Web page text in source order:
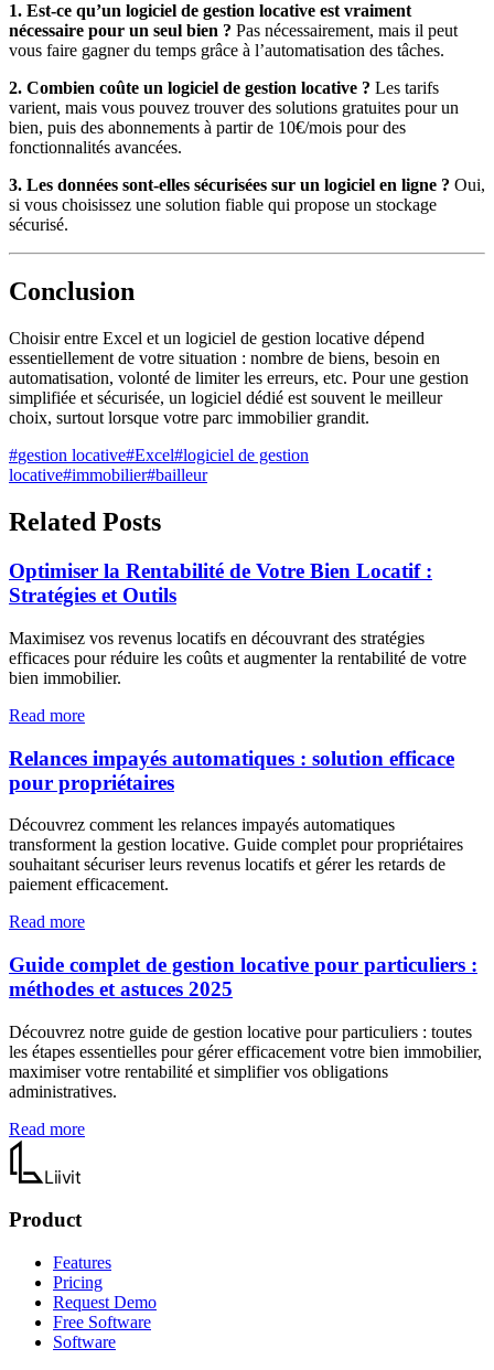
1. Est-ce qu’un logiciel de gestion locative est vraiment
nécessaire pour un seul bien ? Pas nécessairement, mais il peut
vous faire gagner du temps grâce à l’automatisation des tâches.
2. Combien coûte un logiciel de gestion locative ? Les tarifs
varient, mais vous pouvez trouver des solutions gratuites pour un
bien, puis des abonnements à partir de 10€/mois pour des
fonctionnalités avancées.
3. Les données sont-elles sécurisées sur un logiciel en ligne ? Oui,
si vous choisissez une solution fiable qui propose un stockage
sécurisé.
Conclusion
Choisir entre Excel et un logiciel de gestion locative dépend
essentiellement de votre situation : nombre de biens, besoin en
automatisation, volonté de limiter les erreurs, etc. Pour une gestion
simplifiée et sécurisée, un logiciel dédié est souvent le meilleur
choix, surtout lorsque votre parc immobilier grandit.
#gestion locative#Excel#logiciel de gestion
locative#immobilier#bailleur
Related Posts
Optimiser la Rentabilité de Votre Bien Locatif :
Stratégies et Outils
Maximisez vos revenus locatifs en découvrant des stratégies
efficaces pour réduire les coûts et augmenter la rentabilité de votre
bien immobilier.
Read more
Relances impayés automatiques : solution efficace
pour propriétaires
Découvrez comment les relances impayés automatiques
transforment la gestion locative. Guide complet pour propriétaires
souhaitant sécuriser leurs revenus locatifs et gérer les retards de
paiement efficacement.
Read more
Guide complet de gestion locative pour particuliers :
méthodes et astuces 2025
Découvrez notre guide de gestion locative pour particuliers : toutes
les étapes essentielles pour gérer efficacement votre bien immobilier,
maximiser votre rentabilité et simplifier vos obligations
administratives.
Read more
Liivit
Product
Features
Pricing
Request Demo
Free Software
Software